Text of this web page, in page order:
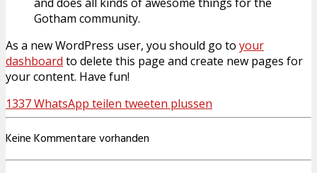
Gotham community.
As a new WordPress user, you should go to your
dashboard to delete this page and create new pages for
your content. Have fun!
1337WhatsApp teilen tweeten plussen
Keine Kommentare vorhanden